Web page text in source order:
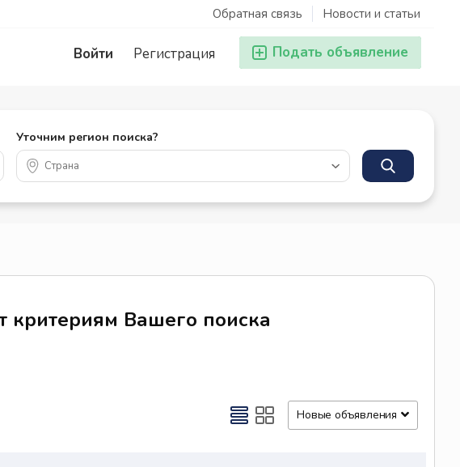
Новости и статьи
Обратная связь
Подать объявление
Регистрация
Войти
Уточним регион поиска?
критериям Вашего поиска
Новые объявления